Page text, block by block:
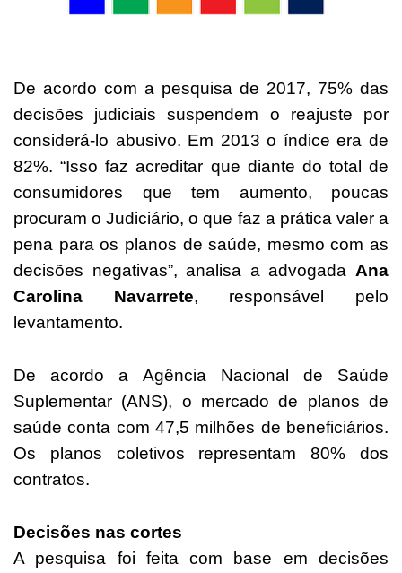
De acordo com a pesquisa de 2017, 75% das
decisões judiciais suspendem o reajuste por
considerá-lo abusivo. Em 2013 o índice era de
82%. “Isso faz acreditar que diante do total de
consumidores que tem aumento, poucas
procuram o Judiciário, o que faz a prática valer a
pena para os planos de saúde, mesmo com as
decisões negativas”, analisa a advogada Ana
Carolina Navarrete, responsável pelo
levantamento.
De acordo a Agência Nacional de Saúde
Suplementar (ANS), o mercado de planos de
saúde conta com 47,5 milhões de beneficiários.
Os planos coletivos representam 80% dos
contratos.
Decisões nas cortes
A pesquisa foi feita com base em decisões